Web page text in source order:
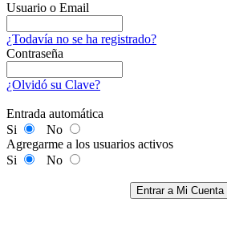
Usuario o Email
¿Todavía no se ha registrado?
Contraseña
¿Olvidó su Clave?
Entrada automática
Si
No
Agregarme a los usuarios activos
Si
No
Entrar a Mi Cuenta